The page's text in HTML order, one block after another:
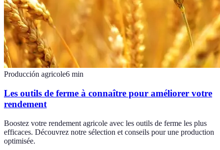
Producción agricole6 min
Les outils de ferme à connaître pour améliorer votre
rendement
Boostez votre rendement agricole avec les outils de ferme les plus
efficaces. Découvrez notre sélection et conseils pour une production
optimisée.